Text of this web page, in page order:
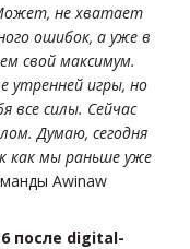
не хватает
ошибок, а уже в
свой максимум.
утренней игры, но
все силы. Сейчас
Думаю, сегодня
как мы раньше уже
Awinaw
после digital-